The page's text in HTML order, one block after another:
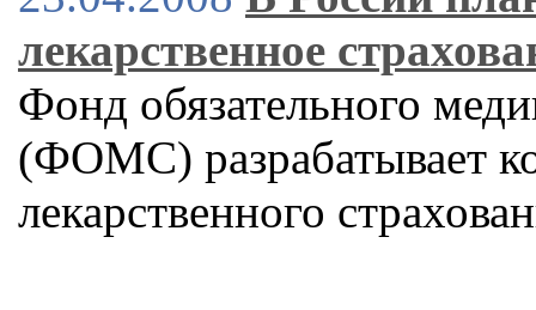
лекарственное
Фонд обязательного
(ФОМС) разрабатывает
лекарственного